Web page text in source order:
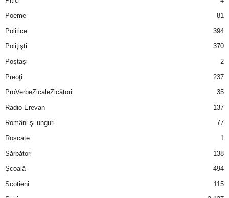
Poeme
81
Politice
394
Poliţişti
370
Poştaşi
2
Preoţi
237
ProVerbeZicaleZicători
35
Radio Erevan
137
Români şi unguri
77
Roșcate
1
Sărbători
138
Şcoală
494
Scotieni
115